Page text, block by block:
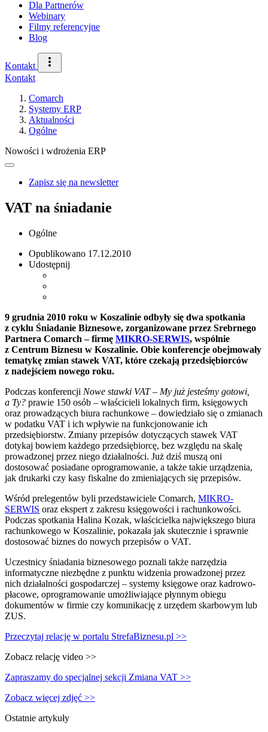
Dla Partnerów
Webinary
Filmy referencyjne
Blog
Kontakt
Kontakt
Comarch
Systemy ERP
Aktualności
Ogólne
Nowości i wdrożenia ERP
Zapisz się na newsletter
VAT na śniadanie
Ogólne
Opublikowano 17.12.2010
Udostępnij
9 grudnia 2010 roku w Koszalinie odbyły się dwa spotkania
z cyklu Śniadanie Biznesowe, zorganizowane przez Srebrnego
Partnera Comarch – firmę MIKRO-SERWIS, wspólnie
z Centrum Biznesu w Koszalinie. Obie konferencje obejmowały
tematykę zmian stawek VAT, które czekają przedsiębiorców
z nadejściem nowego roku.
Podczas konferencji Nowe stawki VAT – My już jesteśmy gotowi,
a Ty? prawie 150 osób – właścicieli lokalnych firm, księgowych
oraz prowadzących biura rachunkowe – dowiedziało się o zmianach
w podatku VAT i ich wpływie na funkcjonowanie ich
przedsiębiorstw. Zmiany przepisów dotyczących stawek VAT
dotykaj bowiem każdego przedsiębiorcę, bez względu na skalę
prowadzonej przez niego działalności. Już dziś muszą oni
dostosować posiadane oprogramowanie, a także takie urządzenia,
jak drukarki czy kasy fiskalne do zmieniających się przepisów.
Wśród prelegentów byli przedstawiciele Comarch, MIKRO-
SERWIS oraz ekspert z zakresu księgowości i rachunkowości.
Podczas spotkania Halina Kozak, właścicielka największego biura
rachunkowego w Koszalinie, pokazała jak skutecznie i sprawnie
dostosować biznes do nowych przepisów o VAT.
Uczestnicy śniadania biznesowego poznali także narzędzia
informatyczne niezbędne z punktu widzenia prowadzonej przez
nich działalności gospodarczej – systemy księgowe oraz kadrowo-
płacowe, oprogramowanie umożliwiające płynnym obiegu
dokumentów w firmie czy komunikację z urzędem skarbowym lub
ZUS.
Przeczytaj relację w portalu StrefaBiznesu.pl >>
Zobacz relację video >>
Zapraszamy do specjalnej sekcji Zmiana VAT >>
Zobacz więcej zdjęć >>
Ostatnie artykuły